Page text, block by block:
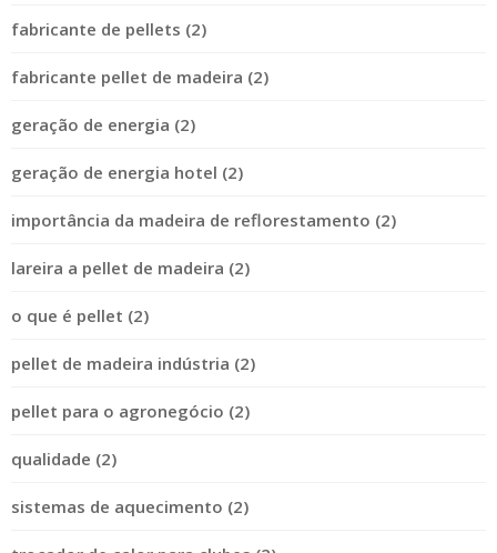
fabricante de pellets (2)
fabricante pellet de madeira (2)
geração de energia (2)
geração de energia hotel (2)
importância da madeira de reflorestamento (2)
lareira a pellet de madeira (2)
o que é pellet (2)
pellet de madeira indústria (2)
pellet para o agronegócio (2)
qualidade (2)
sistemas de aquecimento (2)